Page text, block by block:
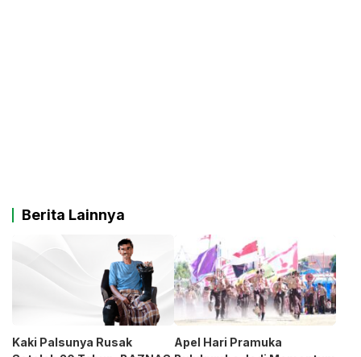
Berita Lainnya
Kaki Palsunya Rusak
Apel Hari Pramuka